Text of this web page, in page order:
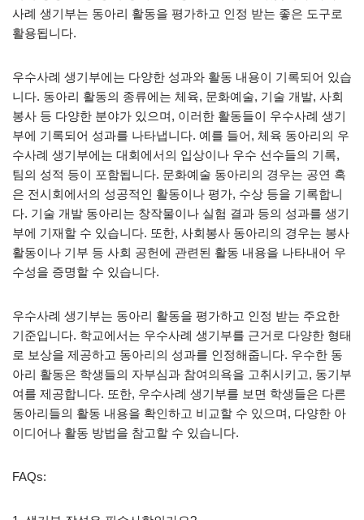
사례 생기부는 동아리 활동을 평가하고 인정 받는 좋은 도구로
활용됩니다.
우수사례 생기부에는 다양한 성과와 활동 내용이 기록되어 있습
니다. 동아리 활동의 종류에는 체육, 문화예술, 기술 개발, 사회
봉사 등 다양한 분야가 있으며, 이러한 활동들이 우수사례 생기
부에 기록되어 성과를 나타냅니다. 예를 들어, 체육 동아리의 우
수사례 생기부에는 대회에서의 입상이나 우수 선수들의 기록,
팀의 성적 등이 포함됩니다. 문화예술 동아리의 경우는 공연 혹
은 전시회에서의 성공적인 활동이나 평가, 수상 등을 기록합니
다. 기술 개발 동아리는 창작물이나 실험 결과 등의 성과를 생기
부에 기재할 수 있습니다. 또한, 사회봉사 동아리의 경우는 봉사
활동이나 기부 등 사회 공헌에 관련된 활동 내용을 나타내어 우
수성을 증명할 수 있습니다.
우수사례 생기부는 동아리 활동을 평가하고 인정 받는 주요한
기준입니다. 학교에서는 우수사례 생기부를 근거로 다양한 형태
로 보상을 제공하고 동아리의 성과를 인정해줍니다. 우수한 동
아리 활동은 학생들의 자부심과 참여의욕을 고취시키고, 동기부
여를 제공합니다. 또한, 우수사례 생기부를 보면 학생들은 다른
동아리들의 활동 내용을 확인하고 비교할 수 있으며, 다양한 아
이디어나 활동 방법을 참고할 수 있습니다.
FAQs: